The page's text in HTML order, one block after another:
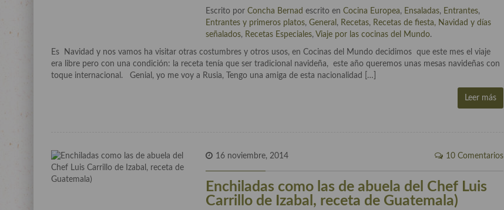
Escrito porConcha Bernad escrito enCocina Europea, Ensaladas, Entrantes,
Entrantes y primeros platos,General , Recetas, Recetas de fiesta, Navidad y días
señalados, Recetas Especiales, Viaje por las cocinas del Mundo.
Es Navidad y nos vamos ha visitar otras costumbres y otros usos, en Cocinas del Mundo decidimos que este mes el viaje
era libre pero con una condición: la receta tenía que ser tradicional navideña, este año queremos unas mesas navideñas con
toque internacional. Genial, yo me voy a Rusia, Tengo una amiga de esta nacionalidad […]
Leer más
16 noviembre, 2014 10 Comentarios
Enchiladas como las de abuela del Chef Luis
Carrillo de Izabal, receta de Guatemala)